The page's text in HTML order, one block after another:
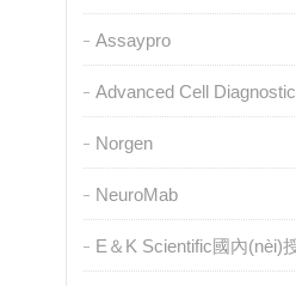
Assaypro
Advanced Cell Diagnostic
Norgen
NeuroMab